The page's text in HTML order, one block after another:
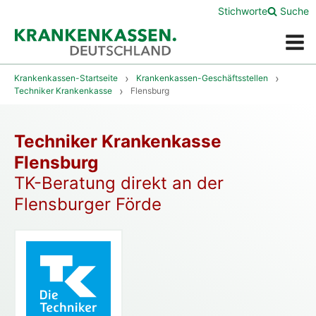
Menü
Stichworte Suche
Krankenkassen-Startseite
Krankenkassen-Geschäftsstellen
Techniker Krankenkasse
Flensburg
Techniker Krankenkasse
Flensburg
TK-Beratung direkt an der
Flensburger Förde